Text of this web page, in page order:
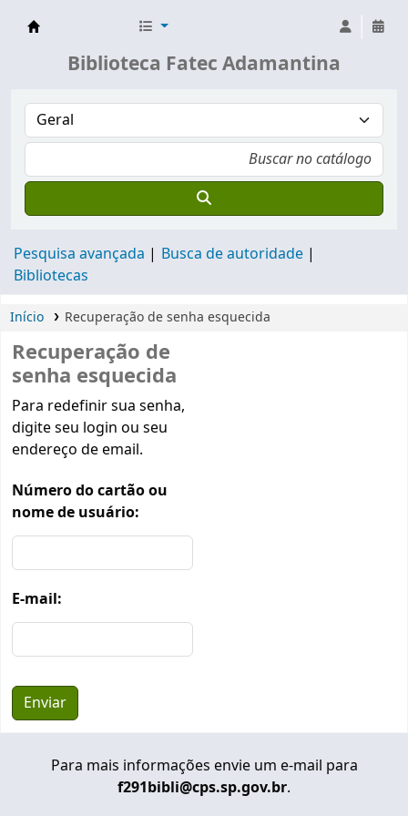
Biblioteca Fatec Adamantina
Pesquisa avançada
Busca de autoridade
Bibliotecas
Início Recuperação de senha esquecida
Recuperação de
senha esquecida
Recuperação de senha
Para redefinir sua senha,
digite seu login ou seu
endereço de email.
Número do cartão ou
nome de usuário:
E-mail:
Para mais informações envie um e-mail para
f291bibli@cps.sp.gov.br.